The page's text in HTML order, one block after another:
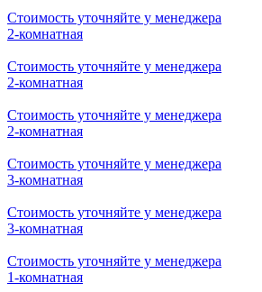
Стоимость уточняйте у менеджера
2-комнатная
Стоимость уточняйте у менеджера
2-комнатная
Стоимость уточняйте у менеджера
3-комнатная
Стоимость уточняйте у менеджера
3-комнатная
Стоимость уточняйте у менеджера
2-комнатная
Стоимость уточняйте у менеджера
2-комнатная